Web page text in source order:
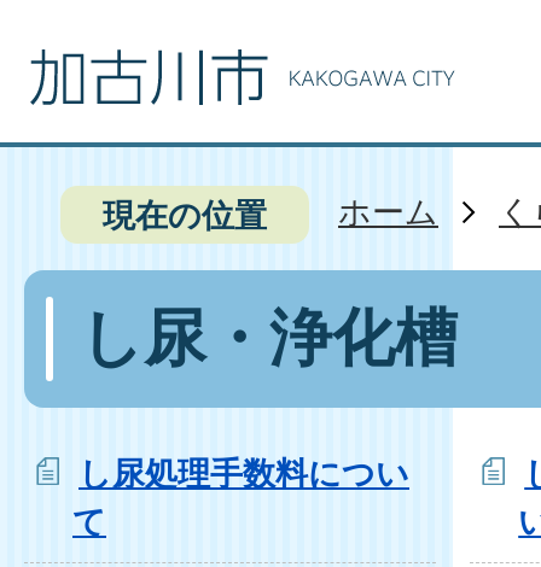
現在の位置 ホーム
し尿・浄化槽
し尿処理手数料につい
て